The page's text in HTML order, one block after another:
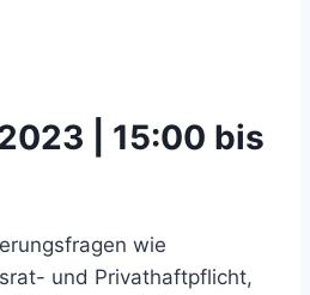
| 15:00 bis
wie
und Privathaftpflicht,